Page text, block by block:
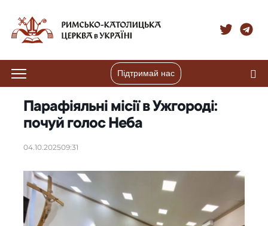
Підтримай нас
Парафіяльні місії в Ужгороді:
почуй голос Неба
04.10.202509:31